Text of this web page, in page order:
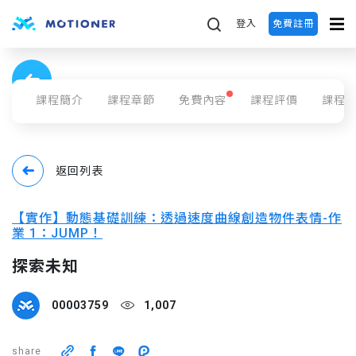
登入 免費註冊
share
課程簡介 課程章節 免費內容 課程評價 課程
返回列表
【實作】動態基礎訓練：透過速度曲線創造物件表情-作
業 1：JUMP！
探索未知
00003759 1,007
share